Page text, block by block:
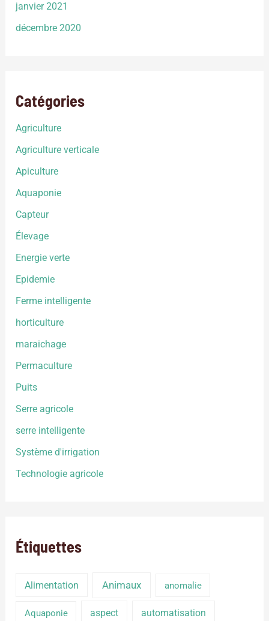
janvier 2021
décembre 2020
Catégories
Agriculture
Agriculture verticale
Apiculture
Aquaponie
Capteur
Élevage
Energie verte
Epidemie
Ferme intelligente
horticulture
maraichage
Permaculture
Puits
Serre agricole
serre intelligente
Système d'irrigation
Technologie agricole
Étiquettes
Alimentation Animaux anomalie
Aquaponie aspect automatisation